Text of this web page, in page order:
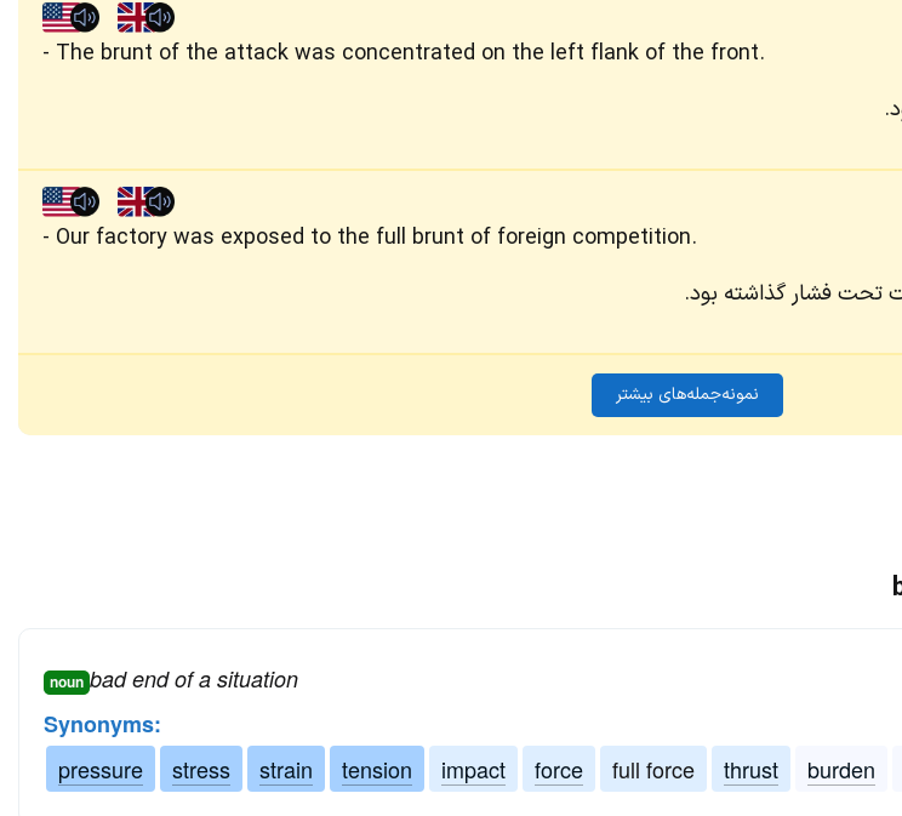
The brunt of the attack was concentrated on the left flank of the front.
Our factory was exposed to the full brunt of foreign competition.
تحت فشار گذاشته بود.
نمونه‌جمله‌های بیشتر
noun bad end of a situation
Synonyms:
pressure
stress strain tension impact force full force thrust burden